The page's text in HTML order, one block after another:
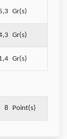
Gr(s)
Gr(s)
Gr(s)
8 Point(s)